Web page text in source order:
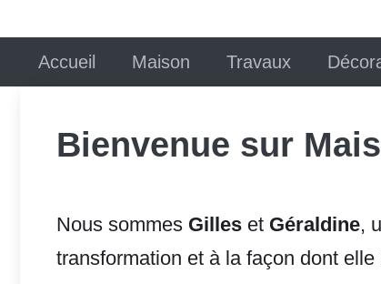
Accueil Maison Travaux
Bienvenue sur
Nous sommes Gilles et Géraldine,
transformation et à la façon dont